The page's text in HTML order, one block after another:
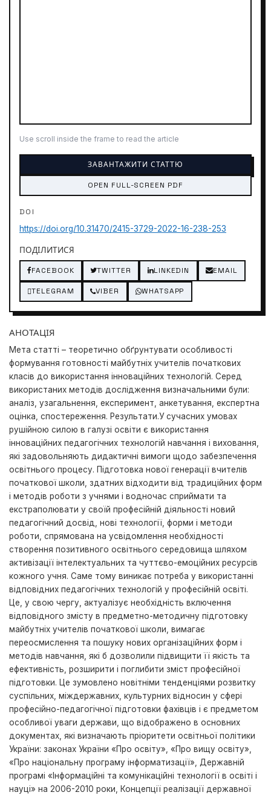
Use scroll inside the frame to read the article
ЗАВАНТАЖИТИ СТАТТЮ
OPEN FULL-SCREEN PDF
DOI
https://doi.org/10.31470/2415-3729-2022-16-238-253
ПОДІЛИТИСЯ
FACEBOOK TWITTER LINKEDIN EMAIL
TELEGRAM VIBER WHATSAPP
АНОТАЦІЯ
Мета статті – теоретично обґрунтувати особливості
формування готовності майбутніх учителів початкових
класів до використання інноваційних технологій. Серед
використаних методів дослідження визначальними були:
аналіз, узагальнення, експеримент, анкетування, експертна
оцінка, спостереження. Результати.У сучасних умовах
рушійною силою в галузі освіти є використання
інноваційних педагогічних технологій навчання і виховання,
які задовольняють дидактичні вимоги щодо забезпечення
освітнього процесу. Підготовка нової генерації вчителів
початкової школи, здатних відходити від традиційних форм
і методів роботи з учнями і водночас сприймати та
екстраполювати у своїй професійній діяльності новий
педагогічний досвід, нові технології, форми і методи
роботи, спрямована на усвідомлення необхідності
створення позитивного освітнього середовища шляхом
активізації інтелектуальних та чуттєво-емоційних ресурсів
кожного учня. Саме тому виникає потреба у використанні
відповідних педагогічних технологій у професійній освіті.
Це, у свою чергу, актуалізує необхідність включення
відповідного змісту в предметно-методичну підготовку
майбутніх учителів початкової школи, вимагає
переосмислення та пошуку нових організаційних форм і
методів навчання, які б дозволили підвищити її якість та
ефективність, розширити і поглибити зміст професійної
підготовки. Це зумовлено новітніми тенденціями розвитку
суспільних, міждержавних, культурних відносин у сфері
професійно-педагогічної підготовки фахівців і є предметом
особливої уваги держави, що відображено в основних
документах, які визначають пріоритети освітньої політики
України: законах України «Про освіту», «Про вищу освіту»,
«Про національну програму інформатизації», Державній
програмі «Інформаційні та комунікаційні технології в освіті і
науці» на 2006-2010 роки, Концепції реалізації державної